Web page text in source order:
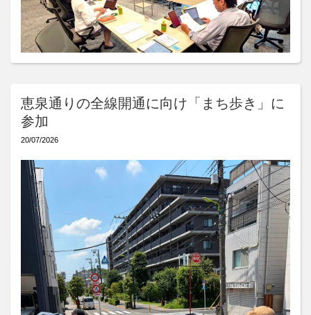
恵泉通りの全線開通に向け「まち歩き」に
参加
20/07/2026